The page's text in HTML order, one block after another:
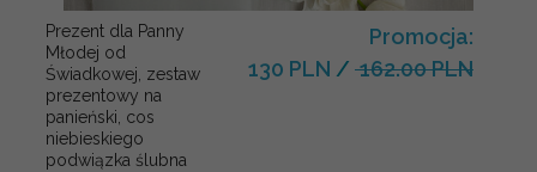
Prezent dla Panny
Młodej od
Świadkowej, zestaw
prezentowy na
panieński, cos
niebieskiego
podwiązka ślubna
Promocja:
130 PLN / 162.00 PLN